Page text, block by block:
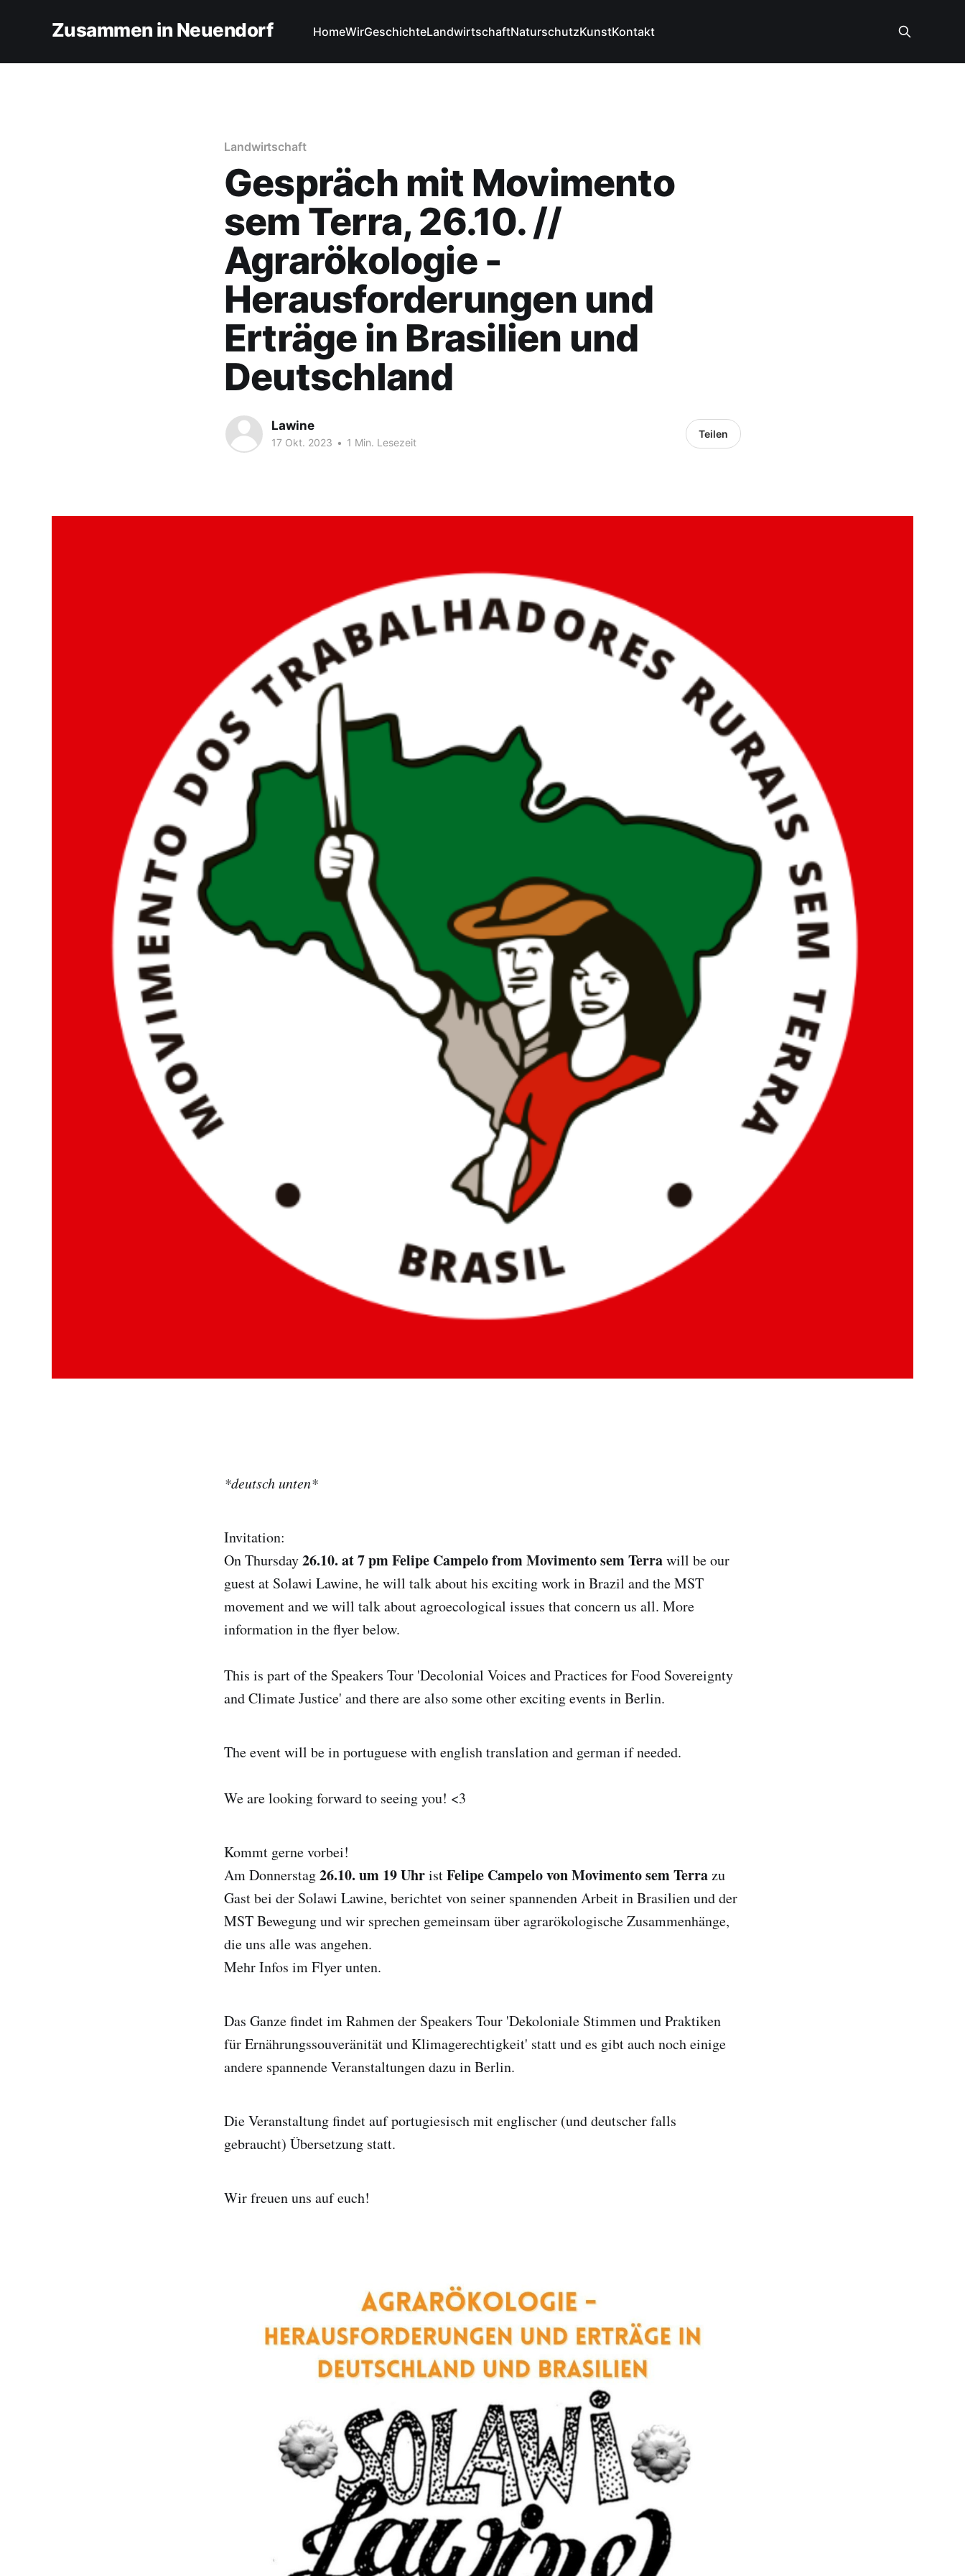
Zusammen in Neuendorf HomeWirGeschichteLandwirtschaftNaturschutzKunstKontakt
Landwirtschaft
Gespräch mit Movimento
sem Terra, 26.10. //
Agrarökologie -
Herausforderungen und
Erträge in Brasilien und
Deutschland
Lawine
17 Okt. 2023 • 1 Min. Lesezeit
Teilen
*deutsch unten*
Invitation:
On Thursday26.10. at 7 pmFelipe Campelo from Movimento sem Terrawill be our
guest at Solawi Lawine, he will talk about his exciting work in Brazil and the MST
movement and we will talk about agroecological issues that concern us all. More
information in the flyer below.
This is part of the Speakers Tour 'Decolonial Voices and Practices for Food Sovereignty
and Climate Justice' and there are also some other exciting events in Berlin.
The event will be in portuguese with english translation and german if needed.
We are looking forward to seeing you! <3
Kommt gerne vorbei!
Am Donnerstag26.10. um 19 UhristFelipe Campelo von Movimento sem Terrazu
Gast bei der Solawi Lawine, berichtet von seiner spannenden Arbeit in Brasilien und der
MST Bewegung und wir sprechen gemeinsam über agrarökologische Zusammenhänge,
die uns alle was angehen.
Mehr Infos im Flyer unten.
Das Ganze findet im Rahmen der Speakers Tour 'Dekoloniale Stimmen und Praktiken
für Ernährungssouveränität und Klimagerechtigkeit' statt und es gibt auch noch einige
andere spannende Veranstaltungen dazu in Berlin.
Die Veranstaltung findet auf portugiesisch mit englischer (und deutscher falls
gebraucht) Übersetzung statt.
Wir freuen uns auf euch!